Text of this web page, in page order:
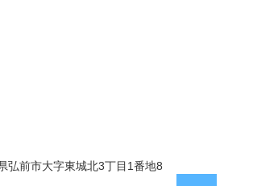
前市大字東城北3丁目1番地8